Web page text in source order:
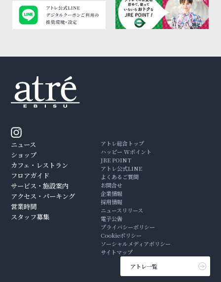
ニュース
ショップ
カフェ・レストラン
フロアガイド
サービス・施設案内
アクセス・パーキング
営業時間
スタッフ募集
アトレ総合トップ
ハッピー Wポイント
JRE POINT
アトレ公式LINE
よくあるご質問
お問合せ
企業情報
採用情報
ニュースリリース
電子公告
プライバシーポリシー
Cookieポリシー
ソーシャルメディアポリシー
サイトマップ
アトレ一覧